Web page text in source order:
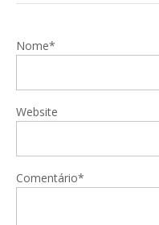
Nome*
Website
Comentário*